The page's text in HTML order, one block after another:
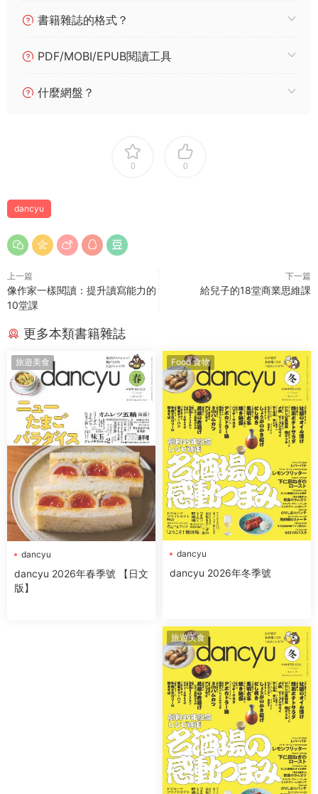
書籍雜誌的格式？
PDF/MOBI/EPUB閱讀工具
什麼網盤？
0 0
dancyu
上一篇
像作家一樣閱讀：提升讀寫能力的
10堂課
下一篇
給兒子的18堂商業思維課
更多本類書籍雜誌
旅遊美食
dancyu
dancyu 2026年春季號 【日文
版】
Food 食物
dancyu
dancyu 2026年冬季號
旅遊美食